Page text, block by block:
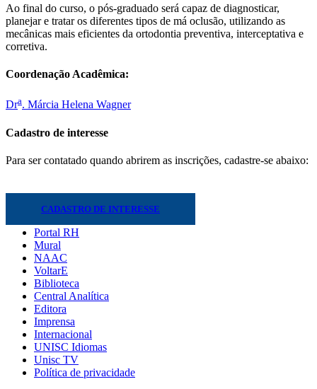
Ao final do curso, o pós-graduado será capaz de diagnosticar,
planejar e tratar os diferentes tipos de má oclusão, utilizando as
mecânicas mais eficientes da ortodontia preventiva, interceptativa e
corretiva.
Coordenação Acadêmica:
Dra. Márcia Helena Wagner
Cadastro de interesse
Para ser contatado quando abrirem as inscrições, cadastre-se abaixo:
CADASTRO DE INTERESSE
Portal RH
Mural
NAAC
VoltarE
Biblioteca
Central Analítica
Editora
Imprensa
Internacional
UNISC Idiomas
Unisc TV
Política de privacidade